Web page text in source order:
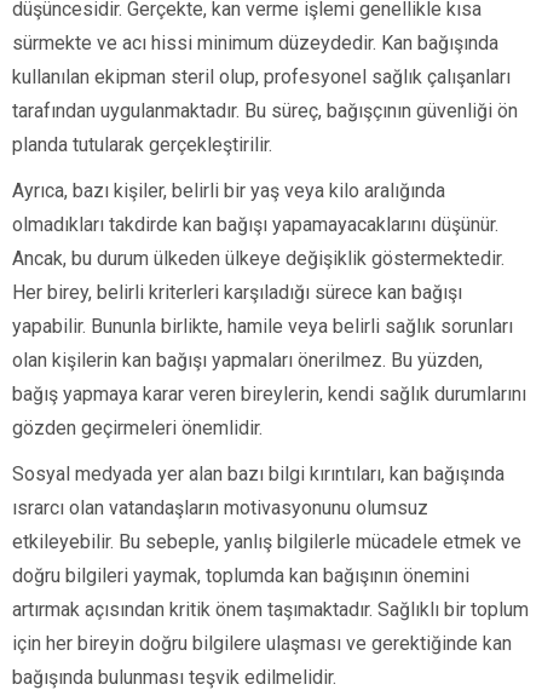
düşüncesidir. Gerçekte, kan verme işlemi genellikle kısa
sürmekte ve acı hissi minimum düzeydedir. Kan bağışında
kullanılan ekipman steril olup, profesyonel sağlık çalışanları
tarafından uygulanmaktadır. Bu süreç, bağışçının güvenliği ön
planda tutularak gerçekleştirilir.
Ayrıca, bazı kişiler, belirli bir yaş veya kilo aralığında
olmadıkları takdirde kan bağışı yapamayacaklarını düşünür.
Ancak, bu durum ülkeden ülkeye değişiklik göstermektedir.
Her birey, belirli kriterleri karşıladığı sürece kan bağışı
yapabilir. Bununla birlikte, hamile veya belirli sağlık sorunları
olan kişilerin kan bağışı yapmaları önerilmez. Bu yüzden,
bağış yapmaya karar veren bireylerin, kendi sağlık durumlarını
gözden geçirmeleri önemlidir.
Sosyal medyada yer alan bazı bilgi kırıntıları, kan bağışında
ısrarcı olan vatandaşların motivasyonunu olumsuz
etkileyebilir. Bu sebeple, yanlış bilgilerle mücadele etmek ve
doğru bilgileri yaymak, toplumda kan bağışının önemini
artırmak açısından kritik önem taşımaktadır. Sağlıklı bir toplum
için her bireyin doğru bilgilere ulaşması ve gerektiğinde kan
bağışında bulunması teşvik edilmelidir.